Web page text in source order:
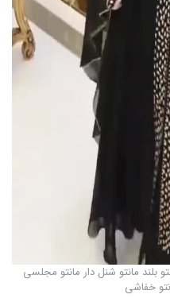
بلند مانتو شنل دار مانتو مجلسی
خفاشی